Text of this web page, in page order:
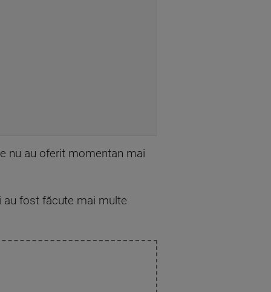
nu au oferit momentan mai
au fost făcute mai multe